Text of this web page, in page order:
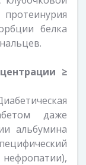
белка
≥
даже
альбумина